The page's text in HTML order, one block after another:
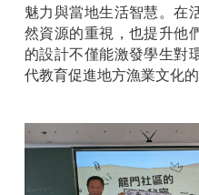
魅力與當地生活智慧。在
然資源的重視，也提升他
的設計不僅能激發學生對
代教育促進地方漁業文化的